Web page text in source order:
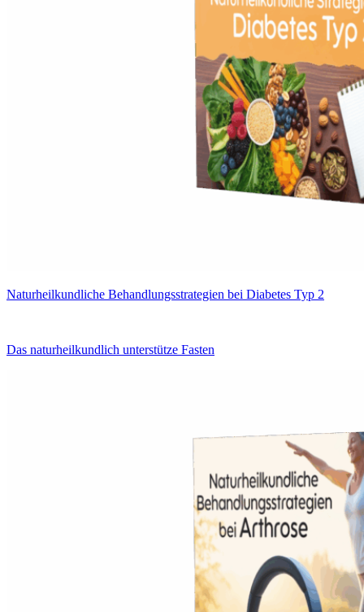
Naturheilkundliche Behandlungsstrategien bei Diabetes Typ 2
Das naturheilkundlich unterstütze Fasten